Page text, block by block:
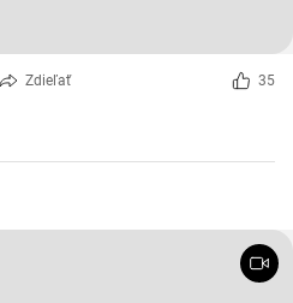
Zdieľať 35